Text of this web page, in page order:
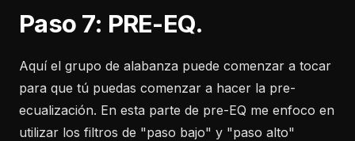
Paso 7: PRE-EQ.
Aquí el grupo de alabanza puede comenzar a tocar
para que tú puedas comenzar a hacer la pre-
ecualización. En esta parte de pre-EQ me enfoco en
utilizar los filtros de "paso bajo" y "paso alto"